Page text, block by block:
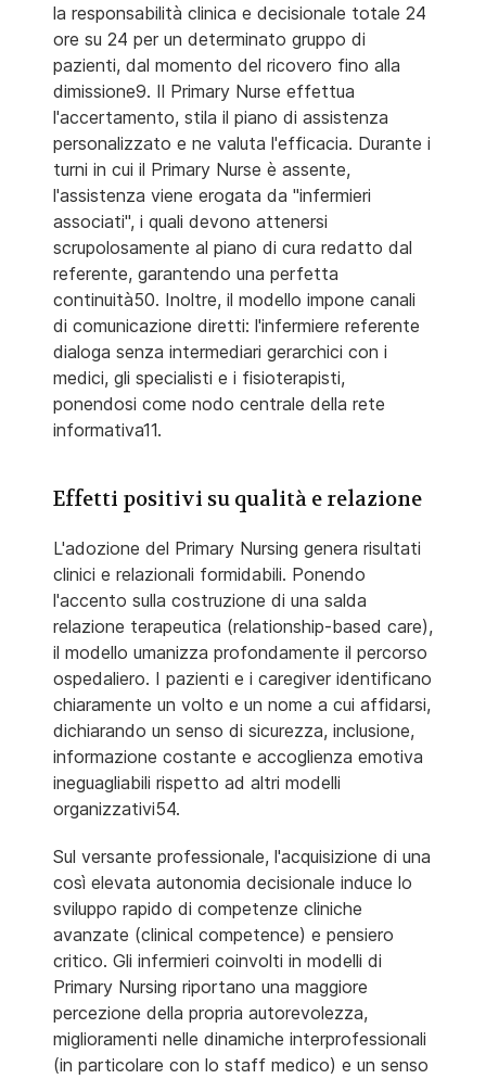
la responsabilità clinica e decisionale totale 24
ore su 24 per un determinato gruppo di
pazienti, dal momento del ricovero fino alla
dimissione9. Il Primary Nurse effettua
l'accertamento, stila il piano di assistenza
personalizzato e ne valuta l'efficacia. Durante i
turni in cui il Primary Nurse è assente,
l'assistenza viene erogata da "infermieri
associati", i quali devono attenersi
scrupolosamente al piano di cura redatto dal
referente, garantendo una perfetta
continuità50. Inoltre, il modello impone canali
di comunicazione diretti: l'infermiere referente
dialoga senza intermediari gerarchici con i
medici, gli specialisti e i fisioterapisti,
ponendosi come nodo centrale della rete
informativa11.
Effetti positivi su qualità e relazione
L'adozione del Primary Nursing genera risultati
clinici e relazionali formidabili. Ponendo
l'accento sulla costruzione di una salda
relazione terapeutica (relationship-based care),
il modello umanizza profondamente il percorso
ospedaliero. I pazienti e i caregiver identificano
chiaramente un volto e un nome a cui affidarsi,
dichiarando un senso di sicurezza, inclusione,
informazione costante e accoglienza emotiva
ineguagliabili rispetto ad altri modelli
organizzativi54.
Sul versante professionale, l'acquisizione di una
così elevata autonomia decisionale induce lo
sviluppo rapido di competenze cliniche
avanzate (clinical competence) e pensiero
critico. Gli infermieri coinvolti in modelli di
Primary Nursing riportano una maggiore
percezione della propria autorevolezza,
miglioramenti nelle dinamiche interprofessionali
(in particolare con lo staff medico) e un senso